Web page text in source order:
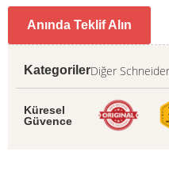
Anında Teklif Alın
KategorilerDiğer
Küresel
Güvence